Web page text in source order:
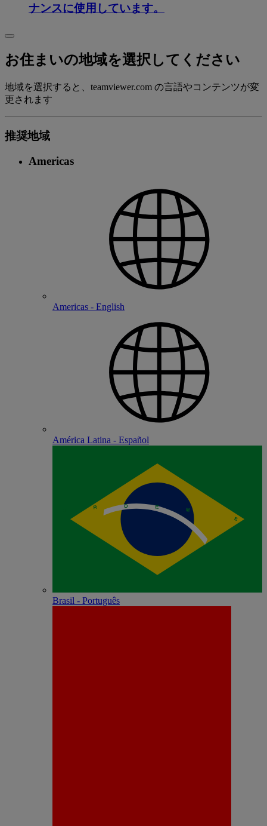
ナンスに使用しています。
お住まいの地域を選択してください
地域を選択すると、teamviewer.com の言語やコンテンツが変
更されます
推奨地域
Americas
Americas - English
América Latina - Español
Brasil - Português